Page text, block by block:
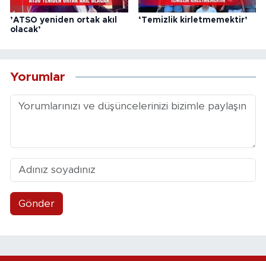
’ATSO yeniden ortak akıl
olacak’
‘Temizlik kirletmemektir’
Yorumlar
Gönder